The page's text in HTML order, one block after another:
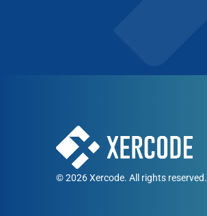
© 2026 Xercode. All rights reserved.